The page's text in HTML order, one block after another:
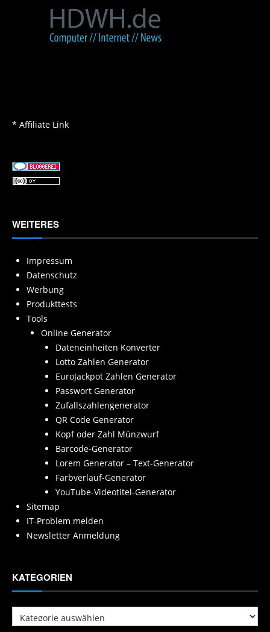
* Affiliate Link
WEITERES
Impressum
Datenschutz
Werbung
Produkttests
Tools
Online Generator
Dateneinheiten Konverter
Lotto Zahlen Generator
EuroJackpot Zahlen Generator
Passwort Generator
Zufallszahlengenerator
QR Code Generator
Kopf oder Zahl Münzwurf
Barcode-Generator
Lorem Generator – Text-Generator
Farbverlauf-Generator
YouTube-Videotitel-Generator
Sitemap
IT-Problem melden
Newsletter Anmeldung
KATEGORIEN
Kategorien